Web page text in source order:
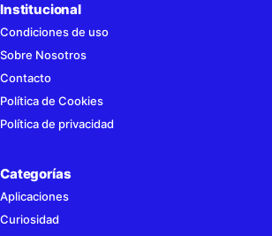
Institucional
Condiciones de uso
Sobre Nosotros
Contacto
Política de Cookies
Política de privacidad
Categorías
Aplicaciones
Curiosidad